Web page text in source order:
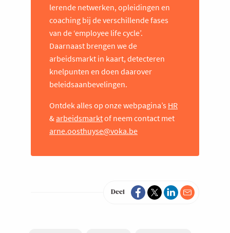
lerende netwerken, opleidingen en
coaching bij de verschillende fases
van de ‘employee life cycle’.
Daarnaast brengen we de
arbeidsmarkt in kaart, detecteren
knelpunten en doen daarover
beleidsaanbevelingen.
Ontdek alles op onze webpagina’s HR
& arbeidsmarktof neem contact met
arne.oosthuyse@voka.be
Deel